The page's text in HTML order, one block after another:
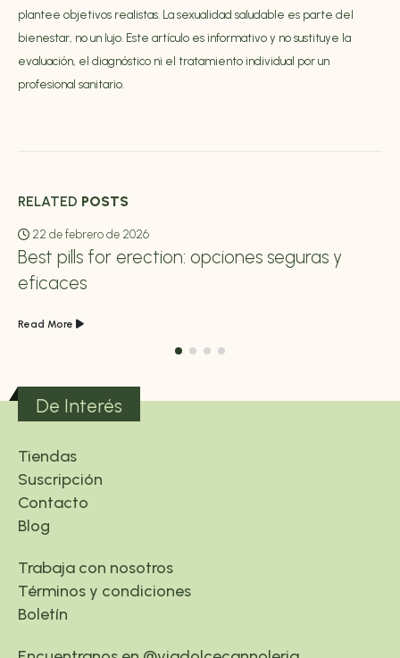
plantee objetivos realistas. La sexualidad saludable es parte del
bienestar, no un lujo. Este artículo es informativo y no sustituye la
evaluación, el diagnóstico ni el tratamiento individual por un
profesional sanitario.
RELATED POSTS
22 de febrero de 2026
Best pills for erection: opciones seguras y
eficaces
Read More
De Interés
Tiendas
Suscripción
Contacto
Blog
Trabaja con nosotros
Términos y condiciones
Boletín